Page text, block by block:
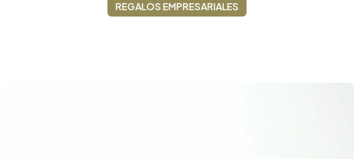
REGALOS EMPRESARIALES